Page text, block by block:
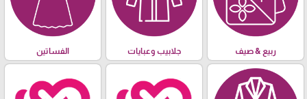
ربيع & صيف جلابيب وعبايات الفساتين